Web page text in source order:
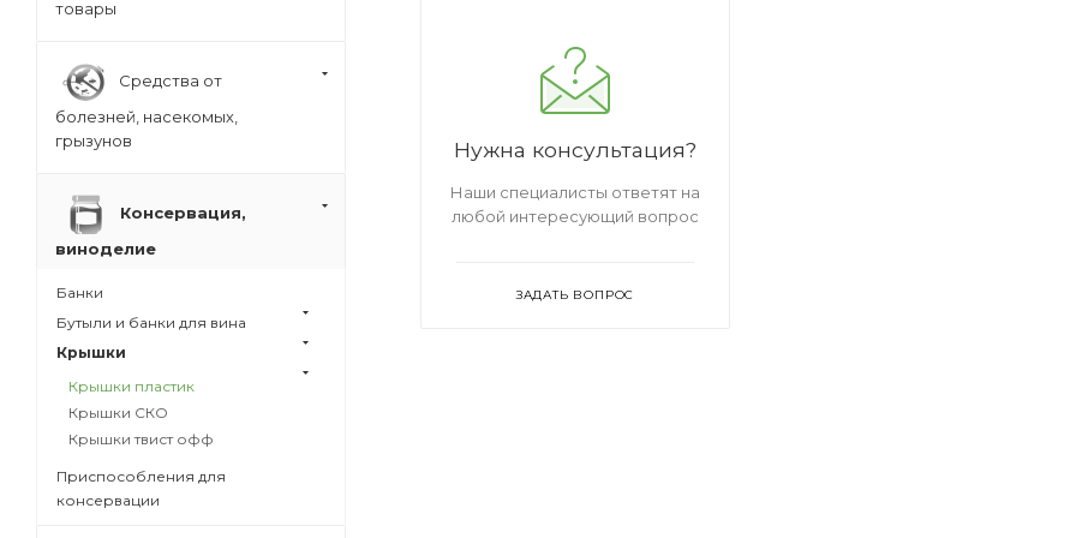
Нужна консультация?
Наши специалисты ответят на
любой интересующий вопрос
ЗАДАТЬ ВОПРОС
товары
Средства от
болезней, насекомых,
грызунов
Консервация,
виноделие
Банки
Бутыли и банки для вина
Крышки
Крышки пластик
Крышки СКО
Крышки твист офф
Приспособления для
консервации